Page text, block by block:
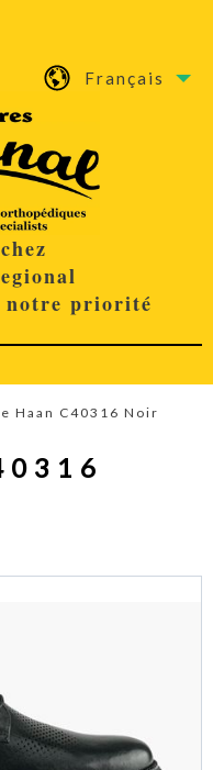
Français
notre priorité
Haan C40316 Noir